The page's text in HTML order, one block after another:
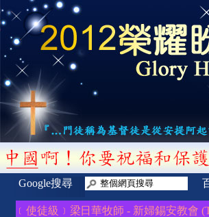
Google搜尋
使徒級﹞梁日華牧師 - 新婦錫安教會